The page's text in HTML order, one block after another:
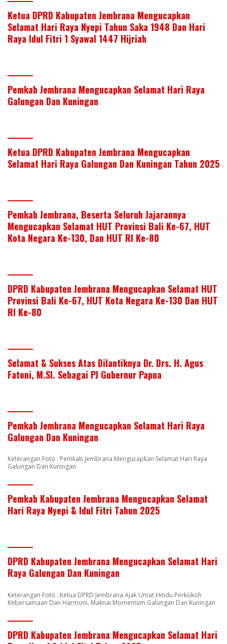
Ketua DPRD Kabupaten Jembrana Mengucapkan
Selamat Hari Raya Nyepi Tahun Saka 1948 Dan Hari
Raya Idul Fitri 1 Syawal 1447 Hijriah
Pemkab Jembrana Mengucapkan Selamat Hari Raya
Galungan Dan Kuningan
Ketua DPRD Kabupaten Jembrana Mengucapkan
Selamat Hari Raya Galungan Dan Kuningan Tahun 2025
Pemkab Jembrana, Beserta Seluruh Jajarannya
Mengucapkan Selamat HUT Provinsi Bali Ke-67, HUT
Kota Negara Ke-130, Dan HUT RI Ke-80
DPRD Kabupaten Jembrana Mengucapkan Selamat HUT
Provinsi Bali Ke-67, HUT Kota Negara Ke-130 Dan HUT
RI Ke-80
Selamat & Sukses Atas Dilantiknya Dr. Drs. H. Agus
Fatoni, M.SI. Sebagai PJ Gubernur Papua
Pemkab Jembrana Mengucapkan Selamat Hari Raya
Galungan Dan Kuningan
Keterangan Foto : Pemkab Jembrana Mengucapkan Selamat Hari Raya
Galungan Dan Kuningan
Pemkab Kabupaten Jembrana Mengucapkan Selamat
Hari Raya Nyepi & Idul Fitri Tahun 2025
DPRD Kabupaten Jembrana Mengucapkan Selamat Hari
Raya Galungan Dan Kuningan
Keterangan Foto : Ketua DPRD Jembrana Ajak Umat Hindu Perkokoh
Kebersamaan Dan Harmoni, Maknai Momentum Galungan Dan Kuningan
DPRD Kabupaten Jembrana Mengucapkan Selamat Hari